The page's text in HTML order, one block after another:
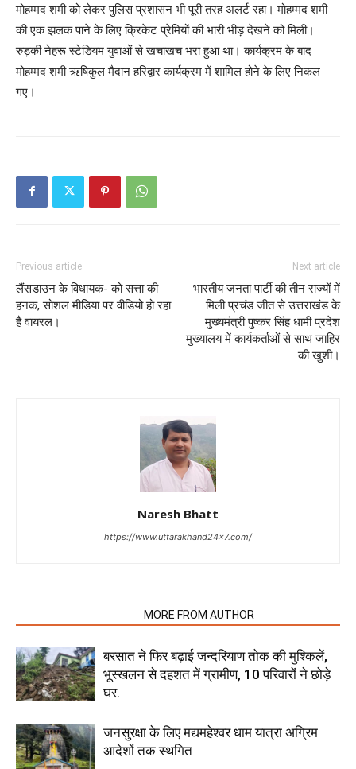
मोहम्मद शमी को लेकर पुलिस प्रशासन भी पूरी तरह अलर्ट रहा। मोहम्मद शमी
की एक झलक पाने के लिए क्रिकेट प्रेमियों की भारी भीड़ देखने को मिली।
रुड़की नेहरू स्टेडियम युवाओं से खचाखच भरा हुआ था। कार्यक्रम के बाद
मोहम्मद शमी ऋषिकुल मैदान हरिद्वार कार्यक्रम में शामिल होने के लिए निकल
गए।
Previous article
लैंसडाउन के विधायक- को सत्ता की
हनक, सोशल मीडिया पर वीडियो हो रहा
है वायरल।
Next article
भारतीय जनता पार्टी की तीन राज्यों में
मिली प्रचंड जीत से उत्तराखंड के
मुख्यमंत्री पुष्कर सिंह धामी प्रदेश
मुख्यालय में कार्यकर्ताओं से साथ जाहिर
की खुशी।
Naresh Bhatt
https://www.uttarakhand24x7.com/
MORE FROM AUTHOR
बरसात ने फिर बढ़ाई जन्दरियाण तोक की मुश्किलें,
भूस्खलन से दहशत में ग्रामीण, 10 परिवारों ने छोड़े
घर.
जनसुरक्षा के लिए मद्यमहेश्वर धाम यात्रा अग्रिम
आदेशों तक स्थगित